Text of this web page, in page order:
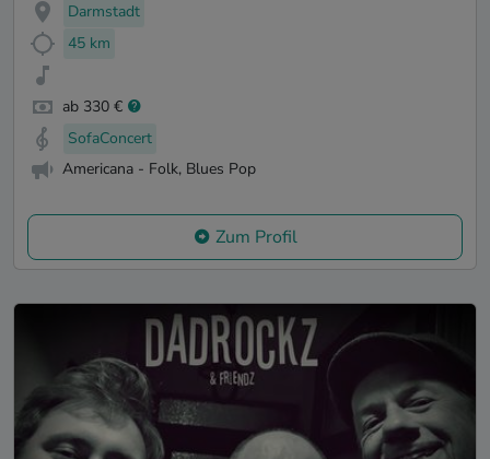
Darmstadt
45 km
ab 330 €
SofaConcert
Americana - Folk, Blues Pop
Zum Profil